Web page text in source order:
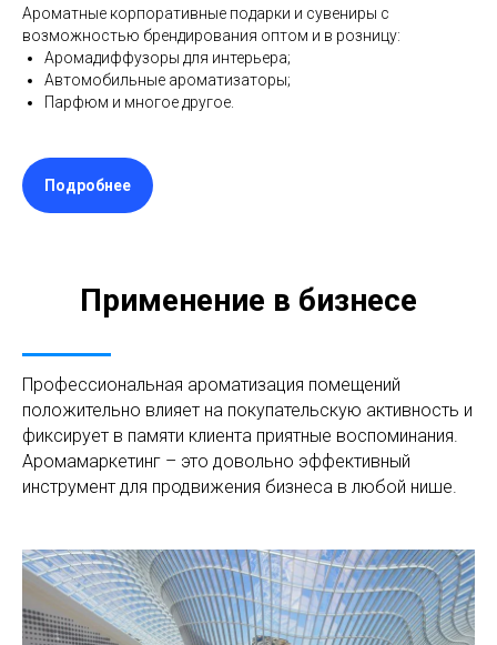
Ароматные корпоративные подарки и сувениры с
возможностью брендирования оптом и в розницу:
Аромадиффузоры для интерьера;
Автомобильные ароматизаторы;
Парфюм и многое другое.
Подробнее
Применение в бизнесе
Профессиональная ароматизация помещений
положительно влияет на покупательскую активность и
фиксирует в памяти клиента приятные воспоминания.
Аромамаркетинг – это довольно эффективный
инструмент для продвижения бизнеса в любой нише.